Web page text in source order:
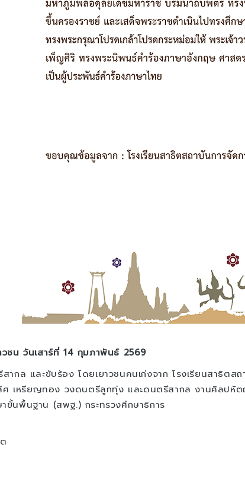
วชน วันเสาร์ที่ 14 กุมภาพันธ์ 2569
ากล และขับร้อง โดยเยาวชนคนเก่งจาก โรงเรียนสาธิ
ลิศ เหรียญทอง วงดนตรีลูกทุ่ง และดนตรีสากล งานศิลป
ขั้นพื้นฐาน (สพฐ.) กระทรวงศึกษาธิการ